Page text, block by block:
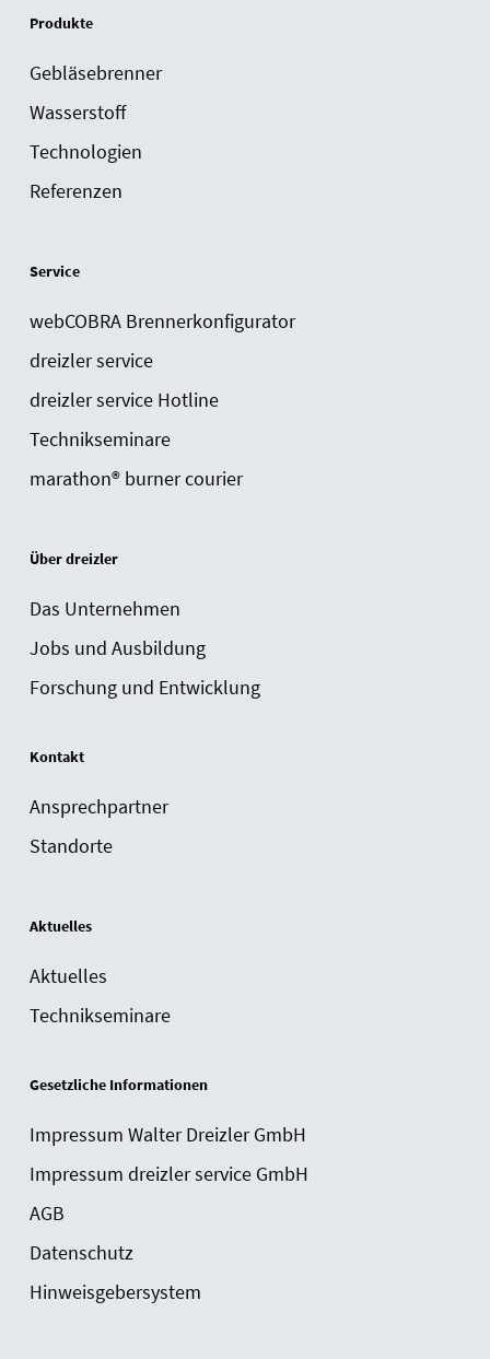
Produkte
Gebläsebrenner
Wasserstoff
Technologien
Referenzen
Service
webCOBRA Brennerkonfigurator
dreizler service
dreizler service Hotline
Technikseminare
marathon® burner courier
Über dreizler
Das Unternehmen
Jobs und Ausbildung
Forschung und Entwicklung
Kontakt
Ansprechpartner
Standorte
Aktuelles
Aktuelles
Technikseminare
Gesetzliche Informationen
Impressum Walter Dreizler GmbH
Impressum dreizler service GmbH
AGB
Datenschutz
Hinweisgebersystem